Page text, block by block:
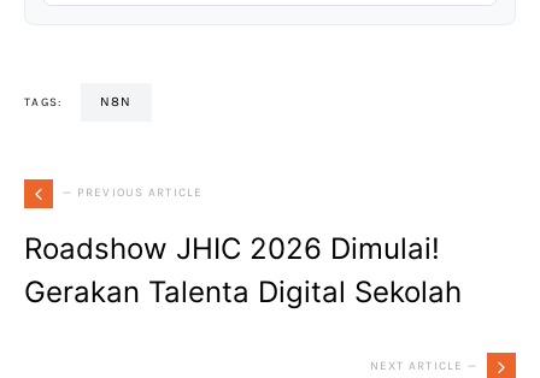
TAGS: N8N
— PREVIOUS ARTICLE
Roadshow JHIC 2026 Dimulai!
Gerakan Talenta Digital Sekolah
NEXT ARTICLE —